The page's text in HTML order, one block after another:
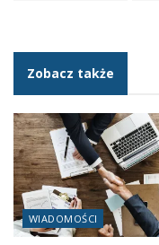
Zobacz także
WIADOMOŚCI